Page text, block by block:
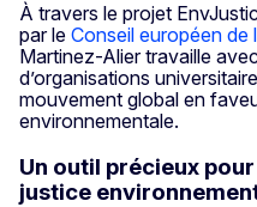
À travers le projet
par le Conseil européen de
Martinez-Alier travaille
d’organisations
mouvement global en
environnementale.
Un outil précieux
justice